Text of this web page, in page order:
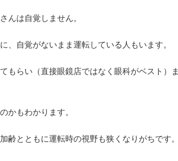
んは自覚しません。
、自覚がないまま運転している人もいます。
もらい（直接眼鏡店ではなく眼科がベスト）ま
かもわかります。
齢とともに運転時の視野も狭くなりがちです。